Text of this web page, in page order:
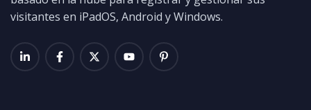
visitantes en iPadOS, Android y Windows.